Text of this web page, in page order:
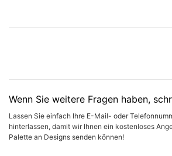
Wenn Sie weitere Fragen haben,
Lassen Sie einfach Ihre E-Mail- oder
hinterlassen, damit wir Ihnen ein kostenloses
Palette an Designs senden können!